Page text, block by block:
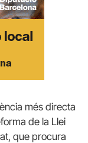
més directa
de la Llei
que procura